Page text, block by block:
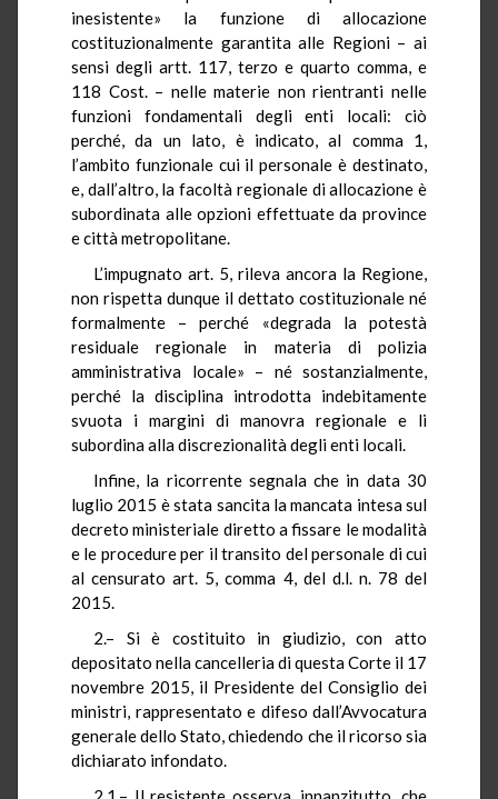
inesistente» la funzione di allocazione
costituzionalmente garantita alle Regioni – ai
sensi degli artt. 117, terzo e quarto comma, e
118 Cost. – nelle materie non rientranti nelle
funzioni fondamentali degli enti locali: ciò
perché, da un lato, è indicato, al comma 1,
l’ambito funzionale cui il personale è destinato,
e, dall’altro, la facoltà regionale di allocazione è
subordinata alle opzioni effettuate da province
e città metropolitane.
L’impugnato art. 5, rileva ancora la Regione,
non rispetta dunque il dettato costituzionale né
formalmente – perché «degrada la potestà
residuale regionale in materia di polizia
amministrativa locale» – né sostanzialmente,
perché la disciplina introdotta indebitamente
svuota i margini di manovra regionale e li
subordina alla discrezionalità degli enti locali.
Infine, la ricorrente segnala che in data 30
luglio 2015 è stata sancita la mancata intesa sul
decreto ministeriale diretto a fissare le modalità
e le procedure per il transito del personale di cui
al censurato art. 5, comma 4, del d.l. n. 78 del
2015.
2.– Si è costituito in giudizio, con atto
depositato nella cancelleria di questa Corte il 17
novembre 2015, il Presidente del Consiglio dei
ministri, rappresentato e difeso dall’Avvocatura
generale dello Stato, chiedendo che il ricorso sia
dichiarato infondato.